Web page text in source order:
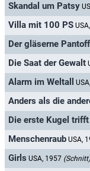
Skandal um Patsy
Villa mit 100 PS
Der gläserne
Die Saat der Gewalt
Alarm im Weltall
Anders als die
Die erste Kugel trifft
Menschenraub USA,
Girls USA, 1957 (Schnitt)